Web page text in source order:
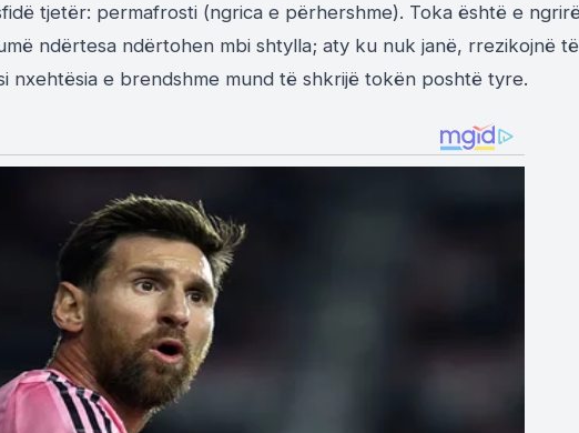
tjetër: permafrosti (ngrica e përhershme). Toka është e
ndërtesa ndërtohen mbi shtylla; aty ku nuk janë, rrezikojnë të
nxehtësia e brendshme mund të shkrijë tokën poshtë tyre.